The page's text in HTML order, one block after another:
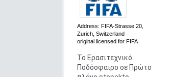
Address: FIFA-Strasse 20,
Zurich, Switzerland
original licensed for FIFA
Το Ερασιτεχνικό
Ποδόσφαιρο σε Πρώτο